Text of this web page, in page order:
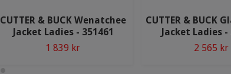
CUTTER & BUCK Wenatchee
Jacket Ladies - 351461
1 839 kr
CUTTER & BUCK
Jacket Ladies -
2 565 kr